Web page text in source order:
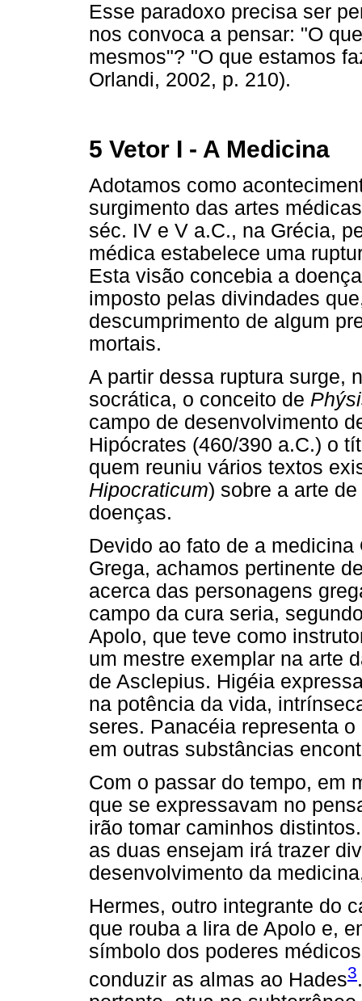
Esse paradoxo precisa ser
nos convoca a pensar: "O
mesmos"? "O que estamos
Orlandi, 2002, p. 210).
5 Vetor I - A Medicina
Adotamos como
surgimento das artes
séc. IV e V a.C., na Grécia,
médica estabelece uma
Esta visão concebia a
imposto pelas divindades
descumprimento de algum
mortais.
A partir dessa ruptura surge,
socrática, o conceito de
campo de desenvolvimento
Hipócrates (460/390 a.C.) o
quem reuniu vários textos
Hipocraticum) sobre a arte
doenças.
Devido ao fato de a
Grega, achamos pertinente
acerca das personagens
campo da cura seria,
Apolo, que teve como
um mestre exemplar na arte
de Asclepius. Higéia
na potência da vida,
seres. Panacéia representa
em outras substâncias
Com o passar do tempo, em
que se expressavam no
irão tomar caminhos
as duas ensejam irá trazer
desenvolvimento da
Hermes, outro integrante do
que rouba a lira de Apolo e,
símbolo dos poderes
conduzir as almas ao Hades3